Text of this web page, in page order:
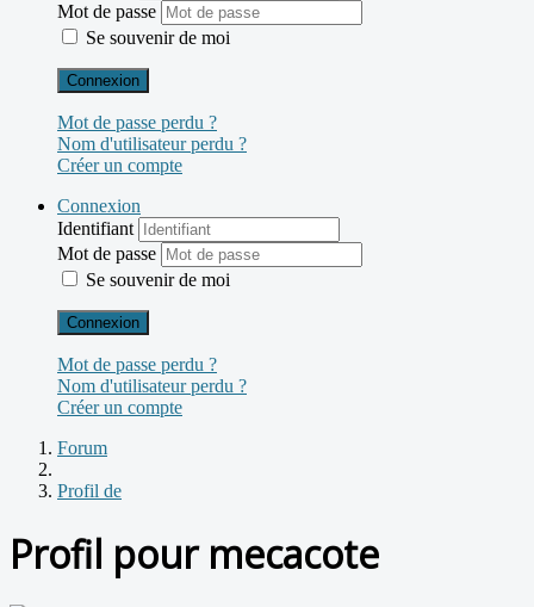
Mot de passe
Se souvenir de moi
Connexion
Mot de passe perdu ?
Nom d'utilisateur perdu ?
Créer un compte
Connexion
Identifiant
Mot de passe
Se souvenir de moi
Connexion
Mot de passe perdu ?
Nom d'utilisateur perdu ?
Créer un compte
Forum
Profil de
Profil pour mecacote